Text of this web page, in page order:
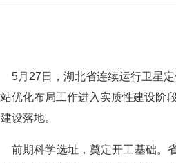
5月27日，湖北省连续运行卫星
优化布局工作进入实质性建设阶
设落地。
前期科学选址，奠定开工基础。